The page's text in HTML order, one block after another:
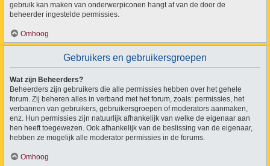
gebruik kan maken van onderwerpiconen hangt af van de door de
beheerder ingestelde permissies.
Omhoog
Gebruikers en gebruikersgroepen
Wat zijn Beheerders?
Beheerders zijn gebruikers die alle permissies hebben over het gehele
forum. Zij beheren alles in verband met het forum, zoals: permissies, het
verbannen van gebruikers, gebruikersgroepen of moderators aanmaken,
enz. Hun permissies zijn natuurlijk afhankelijk van welke de eigenaar aan
hen heeft toegewezen. Ook afhankelijk van de beslissing van de eigenaar,
hebben ze mogelijk alle moderator permissies in de forums.
Omhoog